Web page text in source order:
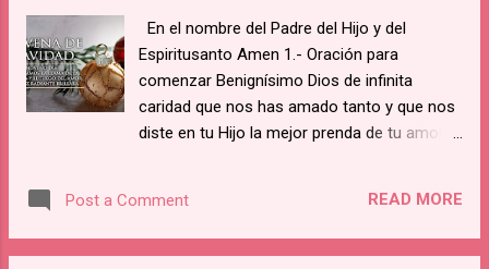
promesas que hizo Jesús a Santa Margarita,
y por medio de ella a todos los devotos de
su Sagrado Corazón: 1. Les daré todas las
gracias necesarias a su estado. 2. Pondré
paz en sus familias. 9. Les consolaré en sus
vida, y, sobre todo, en la hora de la muerte. 5.
En el nombre del Padre del Hijo y del
Espiritusanto Amen 1.- Oración para
comenzar Benignísimo Dios de infinita
caridad que nos has amado tanto y que nos
diste en tu Hijo la mejor prenda de tu amor,
naciese en un pesebre para nuestra salud y
remedio; te damos gracias por tan inmenso
Post a Comment READ MORE